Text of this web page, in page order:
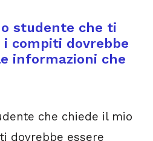
studente che ti
compiti dovrebbe
informazioni che
che chiede il mio
dovrebbe essere